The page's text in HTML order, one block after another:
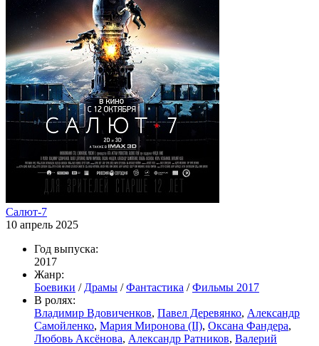
Салют-7
10 апрель 2025
Год выпуска:
2017
Жанр:
Боевики / Драмы /Фантастика /Фильмы 2017
В ролях:
Владимир Вдовиченков, Павел Деревянко, Александр
Самойленко, Мария Миронова (II), Оксана Фандера,
Любовь Аксёнова, Александр Ратников, Валерий